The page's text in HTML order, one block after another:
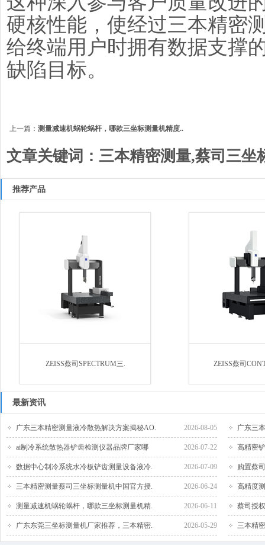
硬核性能，使经过三本精密
给终端用户时拥有数据支撑
缺陷目标。
上一篇： 测量减速机蜗轮蜗杆，哪款三坐标测量机精度..
文章关键词：三本精密测量,蔡司三坐
推荐产品
ZEISS蔡司SPECTRUM三. ZEISS蔡司
最新资讯
2026-08-05
广东三本精密测量液冷散热解决方案揭秘AO. 广东三
2026-07-22
ai制冷系统散热器铲齿检测仪器品牌厂家哪 高精密
2026-07-09
数据中心制冷系统水冷板铲齿测量设备液冷. 购置蔡
2026-06-24
三本精密测量蔡司三坐标测量机中国官方授. 高精度
2026-06-11
测量减速机蜗轮蜗杆，哪款三坐标测量机精. 蔡司授
2026-05-29
广东东莞三坐标测量机厂家推荐，三本精密. 三本精